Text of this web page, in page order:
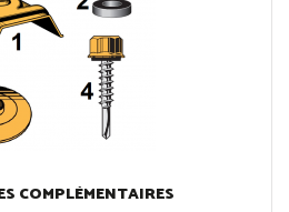
COMPLÉMENTAIRES